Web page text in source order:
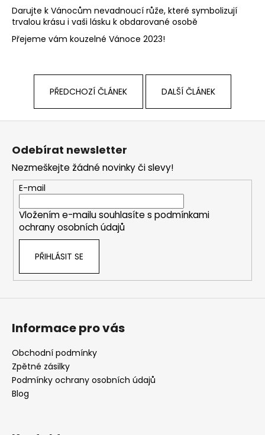
Darujte k Vánocům nevadnoucí růže, které symbolizují
trvalou krásu i vaši lásku k obdarované osobě
Přejeme vám kouzelné Vánoce 2023!
PŘEDCHOZÍ ČLÁNEK DALŠÍ ČLÁNEK
Z
Odebírat newsletter
Nezmeškejte žádné novinky či slevy!
E-mail
Vložením e-mailu souhlasíte s podmínkami
ochrany osobních údajů
PŘIHLÁSIT SE
Informace pro vás
Obchodní podmínky
Zpětné zásilky
Podmínky ochrany osobních údajů
Blog